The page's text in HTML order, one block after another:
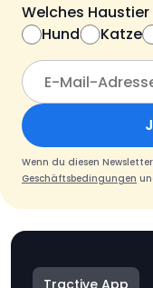
Welches
Hund
Katze
Wenn du diesen
Geschäftsbedingungen